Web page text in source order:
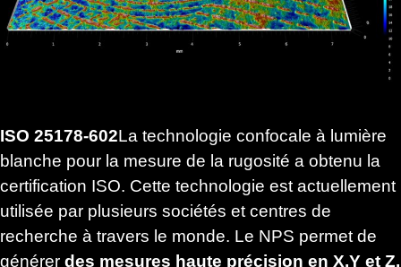
ISO 25178-602La technologie confocale à lumière
blanche pour la mesure de la rugosité a obtenu la
certification ISO. Cette technologie est actuellement
utilisée par plusieurs sociétés et centres de
recherche à travers le monde. Le NPS permet de
générer des mesures haute précision en X,Y et Z,